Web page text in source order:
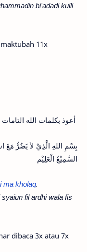
bi'adadi kulli
11x
بِسْمِ اللهِ الَّذِيْ لاَ يَضُرُّ
السَّمِيْعُ الْعَلِيْم
ma kholaq.
fil ardhi wala fis
dibaca 3x atau 7x